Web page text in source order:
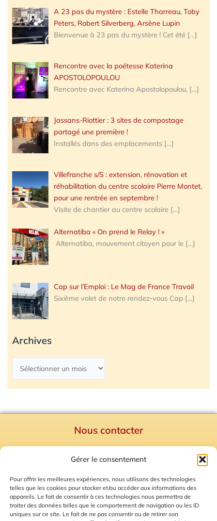
Gérer le consentement
Pour offrir les meilleures expériences, nous utilisons des technologies
telles que les cookies pour stocker et/ou accéder aux informations des
appareils. Le fait de consentir à ces technologies nous permettra de
traiter des données telles que le comportement de navigation ou les ID
uniques sur ce site. Le fait de ne pas consentir ou de retirer son
A 23 pas du mystère : Estelle Tharreau, Toby
Peters, Robert Silverberg, Arsène Lupin
Bienvenue à 23 pas du mystère ! Cet été […]
Rencontre avec la poétesse Katerina
APOSTOLOPOULOU
Rencontre avec Katerina Apostolopoulou, […]
Jassans-Riottier : 3 sites de compostage
partagé une première !
Installés dans des emplacements […]
Villefranche s/S : extension, rénovation et
réhabilitation du centre scolaire Pierre Montet,
pour une rentrée en septembre !
Visite de chantier au centre scolaire […]
Alternatiba « On prend le Relay ! »
Alternatiba, mouvement citoyen pour le […]
Cap sur l’Emploi : Le Mag de France Travail
Sixième volet de notre rendez-vous Cap […]
Archives
Nous contacter
Mentions Légales
Plan du site
Gestion des Cookies